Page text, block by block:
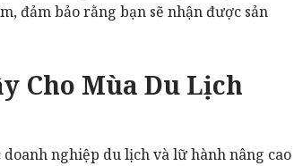
đảm bảo rằng bạn sẽ nhận được sản
Cho Mùa Du Lịch
nghiệp du lịch và lữ hành nâng cao